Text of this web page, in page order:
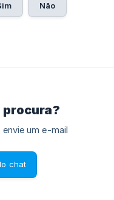
Não
procura?
um e-mail
chat